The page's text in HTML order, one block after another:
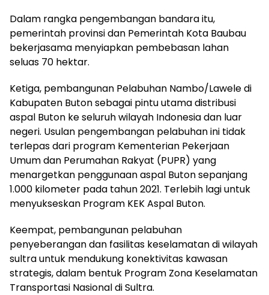
Dalam rangka pengembangan bandara itu,
pemerintah provinsi dan Pemerintah Kota Baubau
bekerjasama menyiapkan pembebasan lahan
seluas 70 hektar.
Ketiga, pembangunan Pelabuhan Nambo/Lawele di
Kabupaten Buton sebagai pintu utama distribusi
aspal Buton ke seluruh wilayah Indonesia dan luar
negeri. Usulan pengembangan pelabuhan ini tidak
terlepas dari program Kementerian Pekerjaan
Umum dan Perumahan Rakyat (PUPR) yang
menargetkan penggunaan aspal Buton sepanjang
1.000 kilometer pada tahun 2021. Terlebih lagi untuk
menyukseskan Program KEK Aspal Buton.
Keempat, pembangunan pelabuhan
penyeberangan dan fasilitas keselamatan di wilayah
sultra untuk mendukung konektivitas kawasan
strategis, dalam bentuk Program Zona Keselamatan
Transportasi Nasional di Sultra.